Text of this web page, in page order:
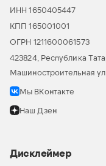
ИНН 1650405447
КПП 165001001
ОГРН 1211600061573
423824, Республика
Машиностроительная
Мы ВКонтакте
Наш Дзен
Дисклеймер